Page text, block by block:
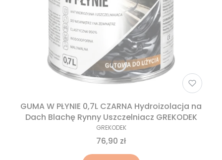
GUMA W PŁYNIE 0,7L CZARNA Hydroizolacja na
Dach Blachę Rynny Uszczelniacz GREKODEK
GREKODEK
76,90 zł